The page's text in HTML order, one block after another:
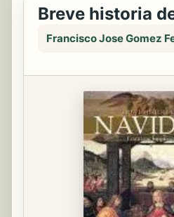
Breve historia
Francisco Jose Gomez